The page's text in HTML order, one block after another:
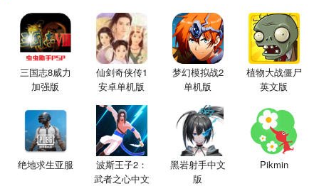
三国志8威力
加强版
仙剑奇侠传1
安卓单机版
梦幻模拟战2
单机版
植物大战僵尸
英文版
绝地求生亚服
波斯王子2：
武者之心中文
黑岩射手中文
版
Pikmin